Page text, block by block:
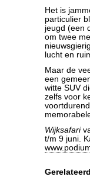
Het is
particulier
jeugd (een
om twee
lucht en
Maar de
een
witte SUV
zelfs voor
Wijksafari
t/m 9 juni.